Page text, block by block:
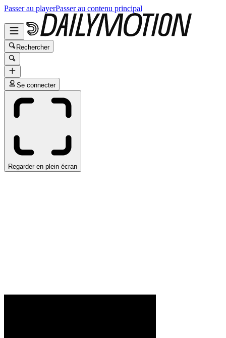
Passer au playerPasser au contenu principal
Rechercher
Se connecter
Regarder en plein écran